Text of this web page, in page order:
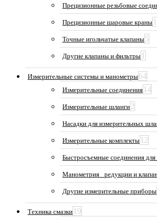
Прецизионные резьбовые
Прецизионные шаровые краны
Точные игольчатые клапаны5
Другие клапаны и фильтры 1
Измерительные системы и манометры64
Измерительные соединения 14
Измерительные шланги2
Насадки для измерительных
Измерительные комплекты 12
Быстросъемные соединения для
Манометрия_ редукции и
Другие измерительные приборы
Техника смазки 19